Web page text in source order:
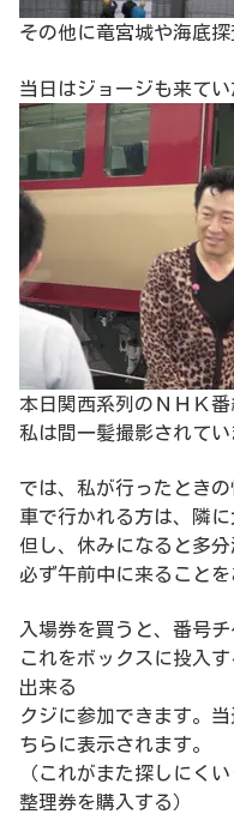
その他に竜宮城や海底探
当日はジョージも来てい
本日関西系列のＮＨＫ
私は間一髪撮影されてい
では、私が行ったときの
車で行かれる方は、隣
但し、休みになると多分
必ず午前中に来ることを
入場券を買うと、番号
これをボックスに投入
出来る
クジに参加できます。
ちらに表示されます。
（これがまた探しに
整理券を購入する）